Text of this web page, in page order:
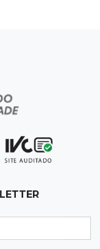
volta a ser
da